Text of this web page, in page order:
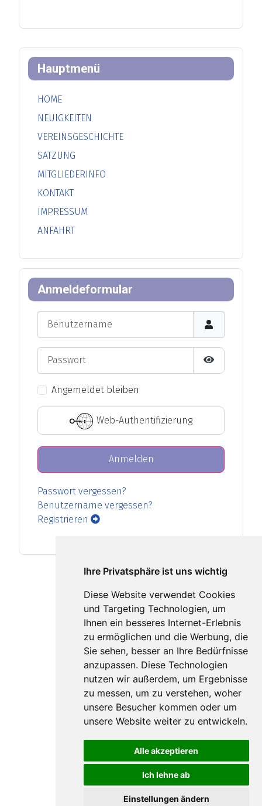
Ihre Privatsphäre ist uns wichtig
Diese Website verwendet Cookies
und Targeting Technologien, um
Ihnen ein besseres Internet-Erlebnis
zu ermöglichen und die Werbung, die
Sie sehen, besser an Ihre Bedürfnisse
anzupassen. Diese Technologien
nutzen wir außerdem, um Ergebnisse
zu messen, um zu verstehen, woher
unsere Besucher kommen oder um
unsere Website weiter zu entwickeln.
Alle akzeptieren
Ich lehne ab
Einstellungen ändern
Hauptmenü
HOME
NEUIGKEITEN
VEREINSGESCHICHTE
SATZUNG
MITGLIEDERINFO
KONTAKT
IMPRESSUM
ANFAHRT
Anmeldeformular
Passwort
Angemeldet bleiben
Web-Authentifizierung
Anmelden
Passwort vergessen?
Benutzername vergessen?
Registrieren